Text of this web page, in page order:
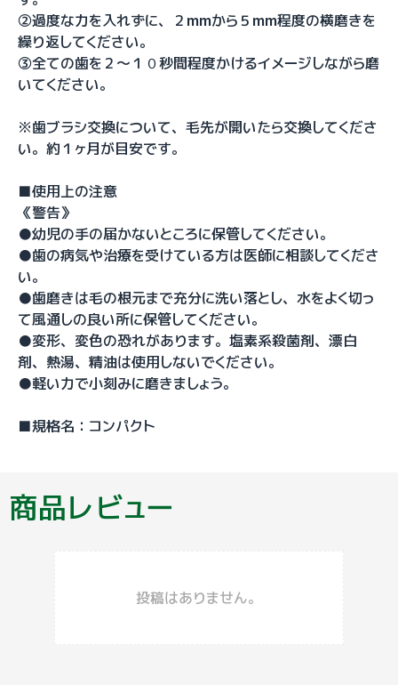
②過度な力を入れずに、２mmから５mm程度の横磨きを
繰り返してください。
③全ての歯を２〜１０秒間程度かけるイメージしながら磨
いてください。
※歯ブラシ交換について、毛先が開いたら交換してくださ
い。約１ヶ月が目安です。
■使用上の注意
《警告》
●幼児の手の届かないところに保管してください。
●歯の病気や治療を受けている方は医師に相談してくださ
い。
●歯磨きは毛の根元まで充分に洗い落とし、水をよく切っ
て風通しの良い所に保管してください。
●変形、変色の恐れがあります。塩素系殺菌剤、漂白
剤、熱湯、精油は使用しないでください。
●軽い力で小刻みに磨きましょう。
■規格名：コンパクト
商品レビュー
投稿はありません。